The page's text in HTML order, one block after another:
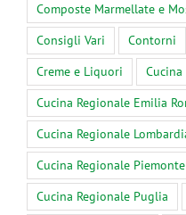
Composte Marmellate e
Consigli Vari
Contorni
Creme e Liquori
Cucina
Cucina Regionale Emilia
Cucina Regionale
Cucina Regionale
Cucina Regionale Puglia